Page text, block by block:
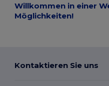
Willkommen in einer
Möglichkeiten!
Kontaktieren Sie uns